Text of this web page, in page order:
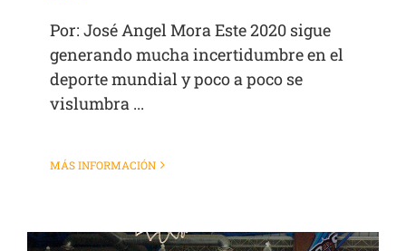
Por: José Angel Mora Este 2020 sigue
generando mucha incertidumbre en el
deporte mundial y poco a poco se
vislumbra ...
MÁS INFORMACIÓN